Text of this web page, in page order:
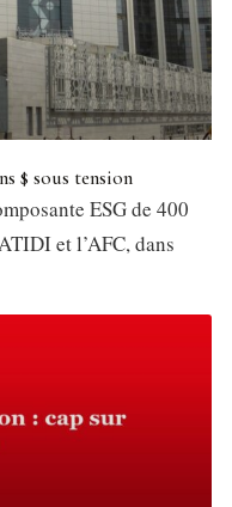
$ sous tension
ESG de 400
et l’AFC, dans